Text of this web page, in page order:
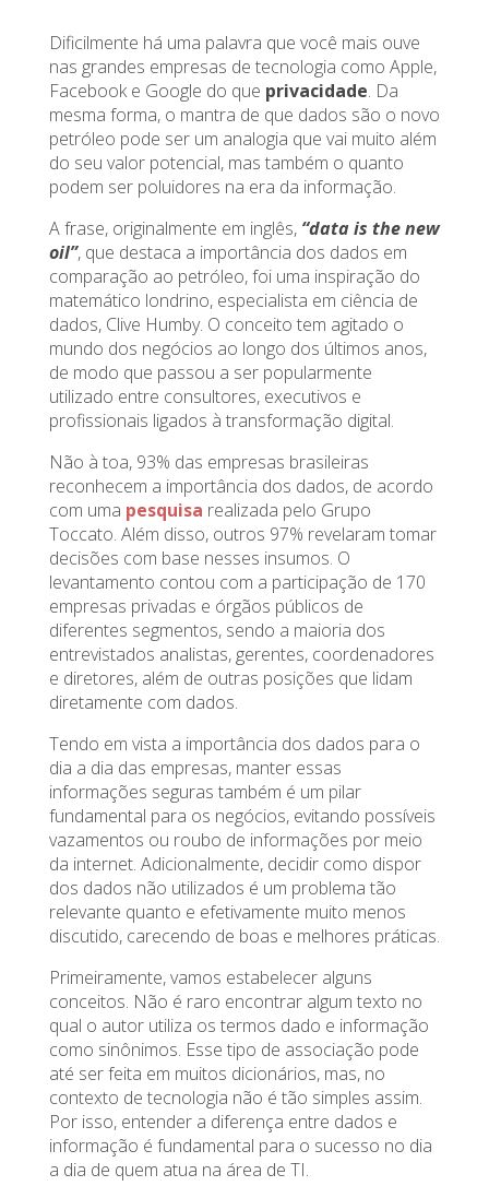
Dificilmente há uma palavra que você mais ouve
nas grandes empresas de tecnologia como Apple,
Facebook e Google do que privacidade. Da
mesma forma, o mantra de que dados são o novo
petróleo pode ser um analogia que vai muito além
do seu valor potencial, mas também o quanto
podem ser poluidores na era da informação.
A frase, originalmente em inglês, “data is the new
oil”, que destaca a importância dos dados em
comparação ao petróleo, foi uma inspiração do
matemático londrino, especialista em ciência de
dados, Clive Humby. O conceito tem agitado o
mundo dos negócios ao longo dos últimos anos,
de modo que passou a ser popularmente
utilizado entre consultores, executivos e
profissionais ligados à transformação digital.
Não à toa, 93% das empresas brasileiras
reconhecem a importância dos dados, de acordo
com uma pesquisa realizada pelo Grupo
Toccato. Além disso, outros 97% revelaram tomar
decisões com base nesses insumos. O
levantamento contou com a participação de 170
empresas privadas e órgãos públicos de
diferentes segmentos, sendo a maioria dos
entrevistados analistas, gerentes, coordenadores
e diretores, além de outras posições que lidam
diretamente com dados.
Tendo em vista a importância dos dados para o
dia a dia das empresas, manter essas
informações seguras também é um pilar
fundamental para os negócios, evitando possíveis
vazamentos ou roubo de informações por meio
da internet. Adicionalmente, decidir como dispor
dos dados não utilizados é um problema tão
relevante quanto e efetivamente muito menos
discutido, carecendo de boas e melhores práticas.
Primeiramente, vamos estabelecer alguns
conceitos. Não é raro encontrar algum texto no
qual o autor utiliza os termos dado e informação
como sinônimos. Esse tipo de associação pode
até ser feita em muitos dicionários, mas, no
contexto de tecnologia não é tão simples assim.
Por isso, entender a diferença entre dados e
informação é fundamental para o sucesso no dia
a dia de quem atua na área de TI.